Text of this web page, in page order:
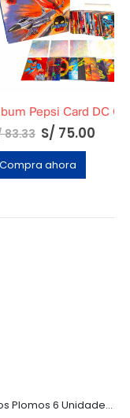
Album Pepsi Card DC Completo
S/75.00
ahora
Juego de Yases Metálicos Plomos 6 Unidades + Pelota de Goma (En Bolsita Lista para Regalar)